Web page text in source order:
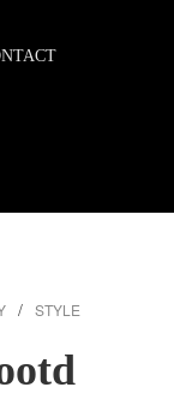
STYLE